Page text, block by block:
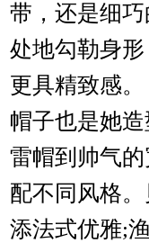
带，还是细
处地勾勒身
更具精致感。
帽子也是她
雷帽到帅气
配不同风格
添法式优雅;